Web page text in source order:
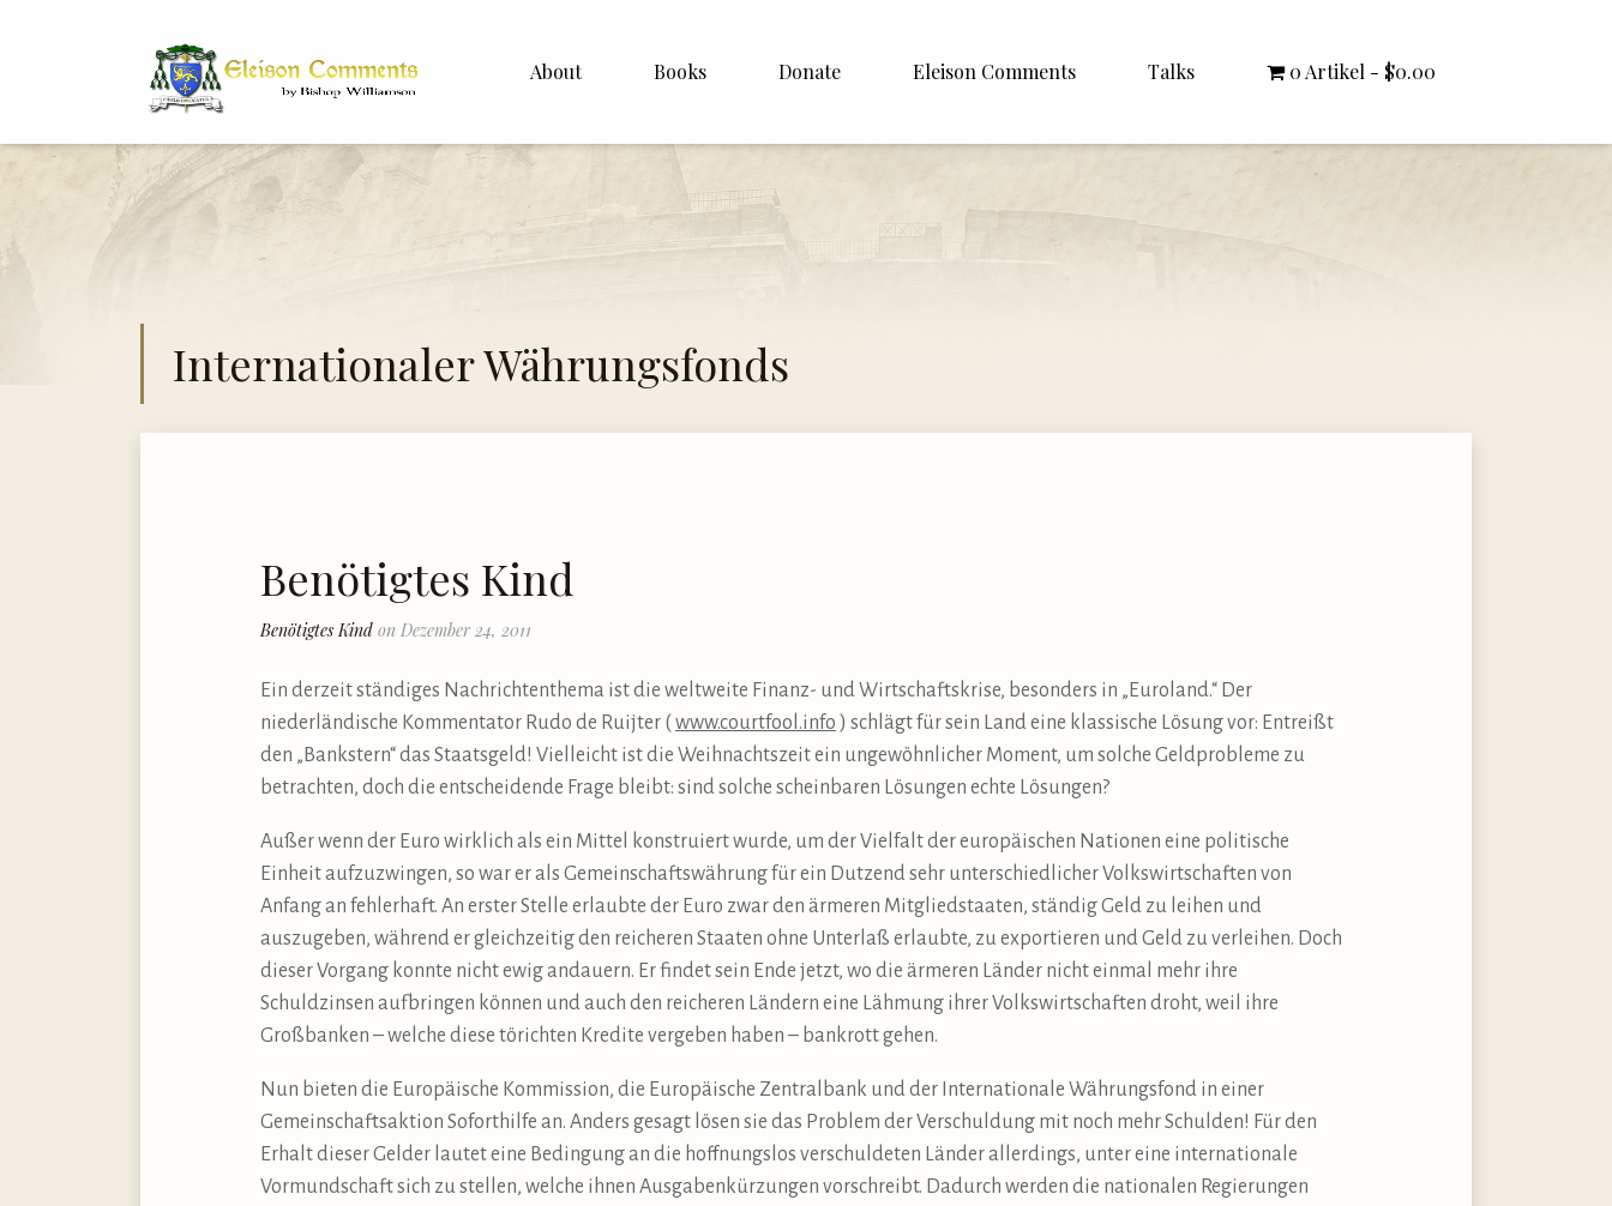
About
Bishop Williamson
Dr. White
Books Donate Eleison Comments
English
Italiano
Talks
Rector Letters
0 Artikel $0.00
Internationaler Währungsfonds
Benötigtes Kind
Benötigtes Kind on Dezember 24, 2011
Ein derzeit ständiges Nachrichtenthema ist die weltweite Finanz- und Wirtschaftskrise, besonders in „Euroland.“ Der
niederländische Kommentator Rudo de Ruijter ( www.courtfool.info ) schlägt für sein Land eine klassische Lösung vor: Entreißt
den „Bankstern“ das Staatsgeld! Vielleicht ist die Weihnachtszeit ein ungewöhnlicher Moment, um solche Geldprobleme zu
betrachten, doch die entscheidende Frage bleibt: sind solche scheinbaren Lösungen echte Lösungen?
Außer wenn der Euro wirklich als ein Mittel konstruiert wurde, um der Vielfalt der europäischen Nationen eine politische
Einheit aufzuzwingen, so war er als Gemeinschaftswährung für ein Dutzend sehr unterschiedlicher Volkswirtschaften von
Anfang an fehlerhaft. An erster Stelle erlaubte der Euro zwar den ärmeren Mitgliedstaaten, ständig Geld zu leihen und
auszugeben, während er gleichzeitig den reicheren Staaten ohne Unterlaß erlaubte, zu exportieren und Geld zu verleihen. Doch
dieser Vorgang konnte nicht ewig andauern. Er findet sein Ende jetzt, wo die ärmeren Länder nicht einmal mehr ihre
Schuldzinsen aufbringen können und auch den reicheren Ländern eine Lähmung ihrer Volkswirtschaften droht, weil ihre
Großbanken – welche diese törichten Kredite vergeben haben – bankrott gehen.
Nun bieten die Europäische Kommission, die Europäische Zentralbank und der Internationale Währungsfond in einer
Gemeinschaftsaktion Soforthilfe an. Anders gesagt lösen sie das Problem der Verschuldung mit noch mehr Schulden! Für den
Erhalt dieser Gelder lautet eine Bedingung an die hoffnungslos verschuldeten Länder allerdings, unter eine internationale
Vormundschaft sich zu stellen, welche ihnen Ausgabenkürzungen vorschreibt. Dadurch werden die nationalen Regierungen